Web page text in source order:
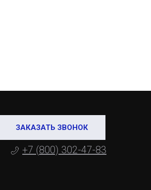
ЗАКАЗАТЬ ЗВОНОК
+7 (800) 302-47-83